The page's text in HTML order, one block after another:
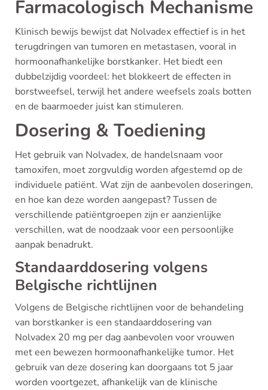
Farmacologisch Mechanisme
Klinisch bewijs bewijst dat Nolvadex effectief is in het
terugdringen van tumoren en metastasen, vooral in
hormoonafhankelijke borstkanker. Het biedt een
dubbelzijdig voordeel: het blokkeert de effecten in
borstweefsel, terwijl het andere weefsels zoals botten
en de baarmoeder juist kan stimuleren.
Dosering & Toediening
Het gebruik van Nolvadex, de handelsnaam voor
tamoxifen, moet zorgvuldig worden afgestemd op de
individuele patiënt. Wat zijn de aanbevolen doseringen,
en hoe kan deze worden aangepast? Tussen de
verschillende patiëntgroepen zijn er aanzienlijke
verschillen, wat de noodzaak voor een persoonlijke
aanpak benadrukt.
Standaarddosering volgens
Belgische richtlijnen
Volgens de Belgische richtlijnen voor de behandeling
van borstkanker is een standaarddosering van
Nolvadex 20 mg per dag aanbevolen voor vrouwen
met een bewezen hormoonafhankelijke tumor. Het
gebruik van deze dosering kan doorgaans tot 5 jaar
worden voortgezet, afhankelijk van de klinische